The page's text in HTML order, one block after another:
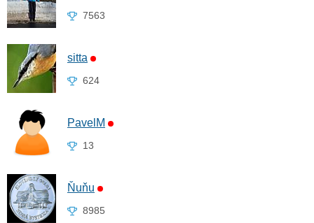
7563
sitta
624
PavelM
13
Ňuňu
8985